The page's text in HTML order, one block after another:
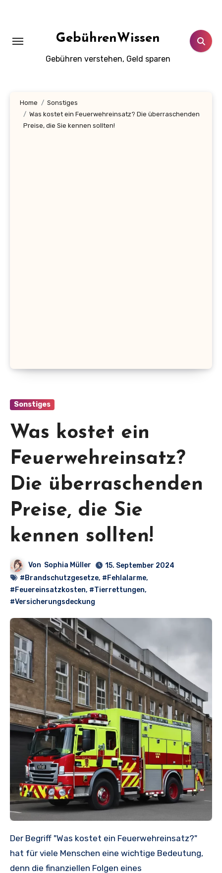
GebührenWissen
Gebühren verstehen, Geld sparen
Home
Sonstiges
Was kostet ein Feuerwehreinsatz? Die überraschenden
Preise, die Sie kennen sollten!
Sonstiges
Was kostet ein
Feuerwehreinsatz?
Die überraschenden
Preise, die Sie
kennen sollten!
Von Sophia Müller
15. September 2024
#Brandschutzgesetze, #Fehlalarme,
#Feuereinsatzkosten, #Tierrettungen,
#Versicherungsdeckung
Der Begriff "Was kostet ein Feuerwehreinsatz?"
hat für viele Menschen eine wichtige Bedeutung,
denn die finanziellen Folgen eines